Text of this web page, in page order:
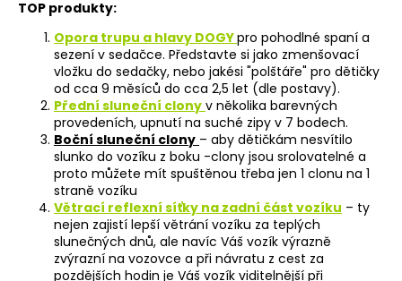
TOP produkty:
Opora trupu a hlavy DOGYpro pohodlné spaní a
sezení v sedačce. Představte si jako zmenšovací
vložku do sedačky, nebo jakési "polštáře" pro dětičky
od cca 9 měsíců do cca 2,5 let (dle postavy).
Přední sluneční clony v několika barevných
provedeních, upnutí na suché zipy v 7 bodech.
Boční sluneční clony – aby dětičkám nesvítilo
slunko do vozíku z boku -clony jsou srolovatelné a
proto můžete mít spuštěnou třeba jen 1 clonu na 1
straně vozíku
Větrací reflexní síťky na zadní část vozíku – ty
nejen zajistí lepší větrání vozíku za teplých
slunečných dnů, ale navíc Váš vozík výrazně
zvýrazní na vozovce a při návratu z cest za
pozdějších hodin je Váš vozík viditelnější při